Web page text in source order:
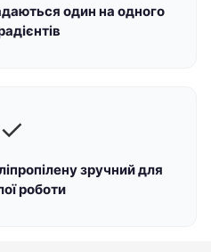
один на одного
✓
зручний для
роботи